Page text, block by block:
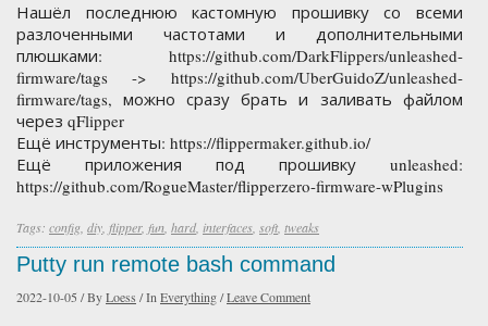
Нашёл последнюю кастомную прошивку со всеми
разлоченными частотами и дополнительными
плюшками: https://github.com/DarkFlippers/unleashed-
firmware/tags -> https://github.com/UberGuidoZ/unleashed-
firmware/tags, можно сразу брать и заливать файлом
через qFlipper
Ещё инструменты: https://flippermaker.github.io/
Ещё приложения под прошивку unleashed:
https://github.com/RogueMaster/flipperzero-firmware-wPlugins
Tags: config diy flipper, fun hard interfaces soft tweaks
Putty run remote bash command
2022-10-05 /ByLoess /In Everything/Leave Comment